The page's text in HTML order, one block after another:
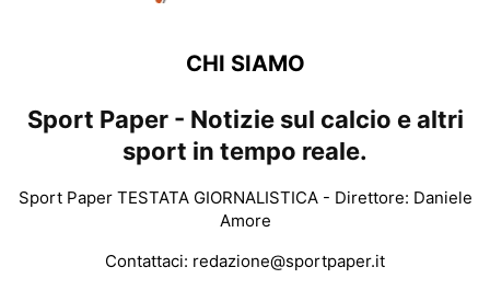
CHI SIAMO
Sport Paper - Notizie sul calcio e altri
sport in tempo reale.
Sport Paper TESTATA GIORNALISTICA - Direttore: Daniele
Amore
Contattaci: redazione@sportpaper.it